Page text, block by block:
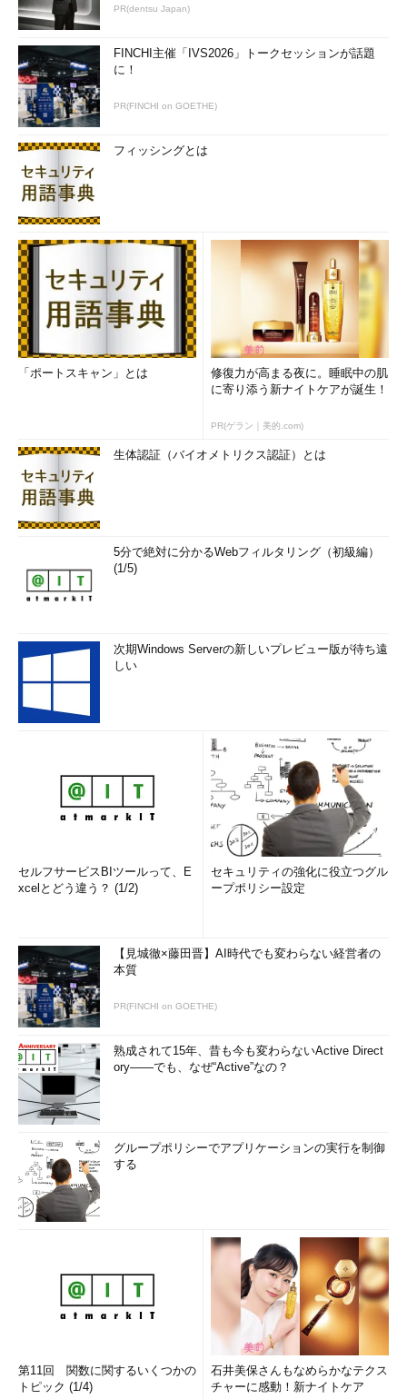
PR(dentsu Japan)
FINCHI主催「IVS2026」トークセッションが話題
に！
PR(FINCHI on GOETHE)
フィッシングとは
「ポートスキャン」とは
修復力が高まる夜に。睡眠中の肌
に寄り添う新ナイトケアが誕生！
PR(ゲラン｜美的.com)
生体認証（バイオメトリクス認証）とは
5分で絶対に分かるWebフィルタリング（初級編）
(1/5)
次期Windows Serverの新しいプレビュー版が待ち遠
しい
セルフサービスBIツールって、E
xcelとどう違う？ (1/2)
セキュリティの強化に役立つグル
ープポリシー設定
【見城徹×藤田晋】AI時代でも変わらない経営者の
本質
PR(FINCHI on GOETHE)
熟成されて15年、昔も今も変わらないActive Direct
ory――でも、なぜ“Active”なの？
グループポリシーでアプリケーションの実行を制御
する
第11回 関数に関するいくつかの
トピック (1/4)
石井美保さんもなめらかなテクス
チャーに感動！新ナイトケア